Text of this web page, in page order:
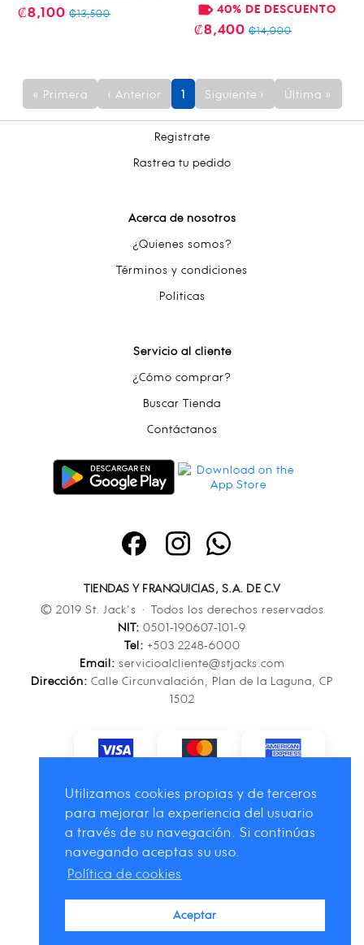
Utilizamos cookies propias y de terceros
para mejorar la experiencia del usuario
a través de su navegación. Si continúas
navegando aceptas su uso.
Política de cookies
Aceptar
₡8,100 ₡13,500 40% DE DESCUENTO
₡8,400 ₡14,000
« Primera ‹ Anterior 1 Siguiente › Última »
Registrate
Rastrea tu pedido
Acerca de nosotros
¿Quienes somos?
Términos y condiciones
Politicas
Servicio al cliente
¿Cómo comprar?
Buscar Tienda
Contáctanos
TIENDAS Y FRANQUICIAS, S.A. DE C.V
© 2019 St. Jack’s · Todos los derechos reservados
NIT: 0501-190607-101-9
Tel: +503 2248-6000
Email: servicioalcliente@stjacks.com
Dirección: Calle Circunvalación, Plan de la Laguna, CP
1502